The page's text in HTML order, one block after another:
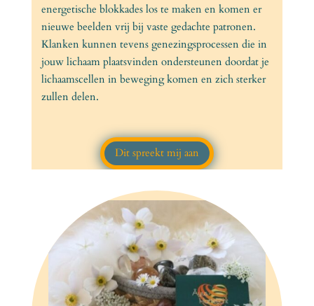
energetische blokkades los te maken en komen er
nieuwe beelden vrij bij vaste gedachte patronen.
Klanken kunnen tevens genezingsprocessen die in
jouw lichaam plaatsvinden ondersteunen doordat je
lichaamscellen in beweging komen en zich sterker
zullen delen.
Dit spreekt mij aan